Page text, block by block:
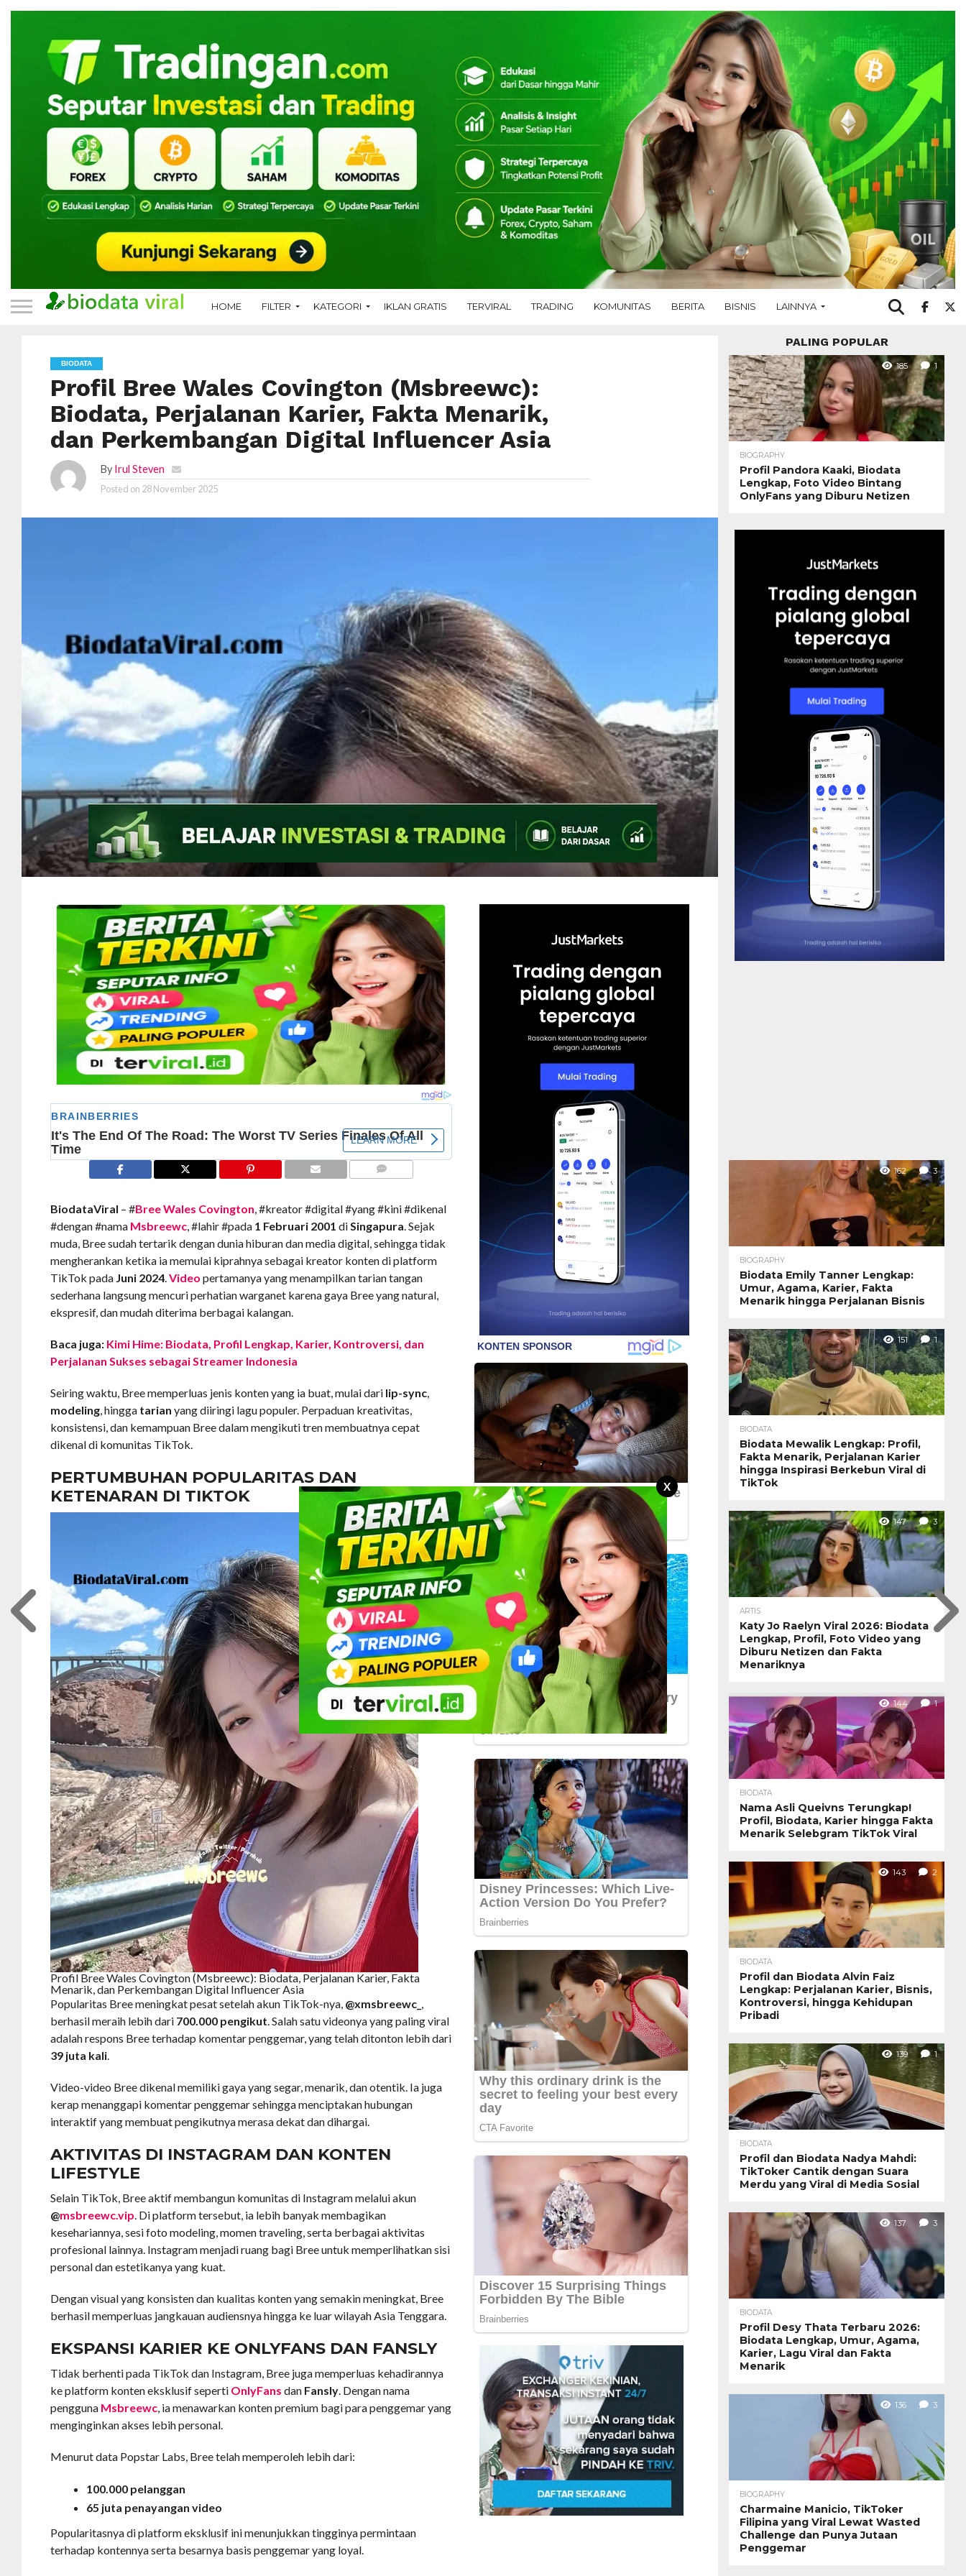
X
HOME FILTER KATEGORI IKLAN GRATIS TERVIRAL TRADING KOMUNITAS BERITA BISNIS LAINNYA
BIODATA
Profil Bree Wales Covington (Msbreewc):
Biodata, Perjalanan Karier, Fakta Menarik,
dan Perkembangan Digital Influencer Asia
By Irul Steven
Posted on 28 November 2025
BiodataViral – #Bree Wales Covington , #kreator #digital #yang #kini #dikenal
#dengan #nama Msbreewc , #lahir #pada 1 Februari 2001 di Singapura . Sejak
muda, Bree sudah tertarik dengan dunia hiburan dan media digital, sehingga tidak
mengherankan ketika ia memulai kiprahnya sebagai kreator konten di platform
TikTok pada Juni 2024 .Videopertamanya yang menampilkan tarian tangan
sederhana langsung mencuri perhatian warganet karena gaya Bree yang natural,
ekspresif, dan mudah diterima berbagai kalangan.
Baca juga: Kimi Hime: Biodata, Profil Lengkap, Karier, Kontroversi, dan
Perjalanan Sukses sebagai Streamer Indonesia
Seiring waktu, Bree memperluas jenis konten yang ia buat, mulai dari lip-sync
modeling , hingga tarian yang diiringi lagu populer. Perpaduan kreativitas,
konsistensi, dan kemampuan Bree dalam mengikuti tren membuatnya cepat
dikenal di komunitas TikTok.
PERTUMBUHAN POPULARITAS DAN
KETENARAN DI TIKTOK
Profil Bree Wales Covington (Msbreewc): Biodata, Perjalanan Karier, Fakta
Menarik, dan Perkembangan Digital Influencer Asia
Popularitas Bree meningkat pesat setelah akun TikTok-nya, @xmsbreewc_
berhasil meraih lebih dari 700.000 pengikut . Salah satu videonya yang paling viral
adalah respons Bree terhadap komentar penggemar, yang telah ditonton lebih dari
39 juta kali
Video-video Bree dikenal memiliki gaya yang segar, menarik, dan otentik. Ia juga
kerap menanggapi komentar penggemar sehingga menciptakan hubungan
interaktif yang membuat pengikutnya merasa dekat dan dihargai.
AKTIVITAS DI INSTAGRAM DAN KONTEN
LIFESTYLE
Selain TikTok, Bree aktif membangun komunitas di Instagram melalui akun
@msbreewc.vip . Di platform tersebut, ia lebih banyak membagikan
kesehariannya, sesi foto modeling, momen traveling, serta berbagai aktivitas
profesional lainnya. Instagram menjadi ruang bagi Bree untuk memperlihatkan sisi
personal dan estetikanya yang kuat.
Dengan visual yang konsisten dan kualitas konten yang semakin meningkat, Bree
berhasil memperluas jangkauan audiensnya hingga ke luar wilayah Asia Tenggara.
EKSPANSI KARIER KE ONLYFANS DAN FANSLY
Tidak berhenti pada TikTok dan Instagram, Bree juga memperluas kehadirannya
ke platform konten eksklusif seperti OnlyFans dan Fansly . Dengan nama
pengguna Msbreewc , ia menawarkan konten premium bagi para penggemar yang
menginginkan akses lebih personal.
Menurut data Popstar Labs, Bree telah memperoleh lebih dari:
100.000 pelanggan
65 juta penayangan video
Popularitasnya di platform eksklusif ini menunjukkan tingginya permintaan
terhadap kontennya serta besarnya basis penggemar yang loyal.
PALING POPULAR
185 1
BIOGRAPHY
Profil Pandora Kaaki, Biodata
Lengkap, Foto Video Bintang
OnlyFans yang Diburu Netizen
162 3
BIOGRAPHY
Biodata Emily Tanner Lengkap:
Umur, Agama, Karier, Fakta
Menarik hingga Perjalanan Bisnis
151 1
BIODATA
Biodata Mewalik Lengkap: Profil,
Fakta Menarik, Perjalanan Karier
hingga Inspirasi Berkebun Viral di
TikTok
147 3
ARTIS
Katy Jo Raelyn Viral 2026: Biodata
Lengkap, Profil, Foto Video yang
Diburu Netizen dan Fakta
Menariknya
144 1
BIODATA
Nama Asli Queivns Terungkap!
Profil, Biodata, Karier hingga Fakta
Menarik Selebgram TikTok Viral
143 2
BIODATA
Profil dan Biodata Alvin Faiz
Lengkap: Perjalanan Karier, Bisnis,
Kontroversi, hingga Kehidupan
Pribadi
139 1
BIODATA
Profil dan Biodata Nadya Mahdi:
TikToker Cantik dengan Suara
Merdu yang Viral di Media Sosial
137 3
BIODATA
Profil Desy Thata Terbaru 2026:
Biodata Lengkap, Umur, Agama,
Karier, Lagu Viral dan Fakta
Menarik
136 3
BIOGRAPHY
Charmaine Manicio, TikToker
Filipina yang Viral Lewat Wasted
Challenge dan Punya Jutaan
Penggemar